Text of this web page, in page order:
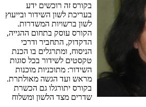
בקורס זה רוכשים ידע
בעריכת לשון השידור ובייעוץ
לשון ברשויות המשדרות.
הקורס עוסק בתחום ההגייה,
הדקדוק, התחביר ודרכי
הניסוח, ומתרגלים בו הכנת
טקסטים לשידור בכל סוגות
השידור: מתוכניות מוכנות
מראש ועד הגשה מאולתרת.
בקורס יתורגלו גם הכשרת
שדרים מצד הלשון ומשלוח